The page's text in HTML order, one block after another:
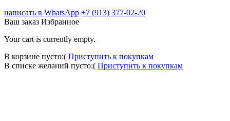
написать в WhatsApp +7 (913) 377-02-20
Ваш заказ Избранное
Your cart is currently empty.
В корзине пусто:( Приступить к покупкам
В списке желаний пусто:( Приступить к покупкам